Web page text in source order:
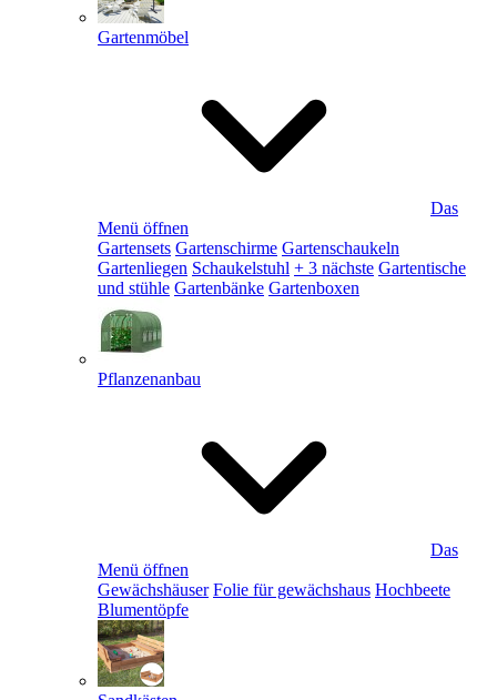
Gartenmöbel
Das
Menü öffnen
Gartensets Gartenschirme Gartenschaukeln
Gartenliegen Schaukelstuhl + 3 nächste Gartentische
und stühle Gartenbänke Gartenboxen
Pflanzenanbau
Das
Menü öffnen
Gewächshäuser Folie für gewächshaus Hochbeete
Blumentöpfe